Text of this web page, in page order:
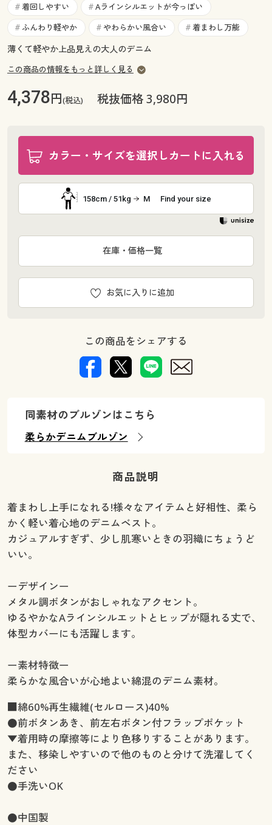
お気に入り
サポート
サポート
ご利用ガイド
# 着回しやすい # Aラインシルエットが今っぽい
# ふんわり軽やか # やわらかい風合い # 着まわし万能
薄くて軽やか上品見えの大人のデニム
この商品の情報をもっと詳しく見る
4,378円(税込) 税抜価格 3,980円
カラー・サイズを選択しカートに入れる
158cm / 51kg M Find your size
お気に入りに追加
在庫・価格一覧
この商品をシェアする
同素材のブルゾンはこちら
柔らかデニムブルゾン
商品説明
着まわし上手になれる!様々なアイテムと好相性、柔ら
かく軽い着心地のデニムベスト。
カジュアルすぎず、少し肌寒いときの羽織にちょうど
いい。
ーデザインー
メタル調ボタンがおしゃれなアクセント。
ゆるやかなAラインシルエットとヒップが隠れる丈で、
体型カバーにも活躍します。
ー素材特徴ー
柔らかな風合いが心地よい綿混のデニム素材。
■綿60%再生繊維(セルロース)40%
●前ボタンあき、前左右ボタン付フラップポケット
▼着用時の摩擦等により色移りすることがあります。
また、移染しやすいので他のものと分けて洗濯してく
ださい
●手洗いOK
●中国製